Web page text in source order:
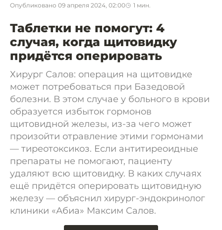
Опубликовано 09 апреля 2024, 02:00 1 мин.
Таблетки не помогут: 4
случая, когда щитовидку
придётся оперировать
Хирург Салов: операция на щитовидке
может потребоваться при Базедовой
болезни. В этом случае у больного в крови
образуется избыток гормонов
щитовидной железы, из-за чего может
произойти отравление этими гормонами
— тиреотоксикоз. Если антитиреоидные
препараты не помогают, пациенту
удаляют всю щитовидку. В каких случаях
ещё придётся оперировать щитовидную
железу — объяснил хирург-эндокринолог
клиники «Абиа» Максим Салов.